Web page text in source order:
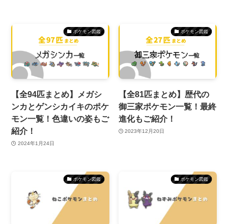
ポケモン図鑑
【全94匹まとめ】メガシ
ンカとゲンシカイキのポケ
モン一覧！色違いの姿もご
紹介！
2024年1月24日
ポケモン図鑑
【全81匹まとめ】歴代の
御三家ポケモン一覧！最終
進化もご紹介！
2023年12月20日
ポケモン図鑑 ポケモン図鑑